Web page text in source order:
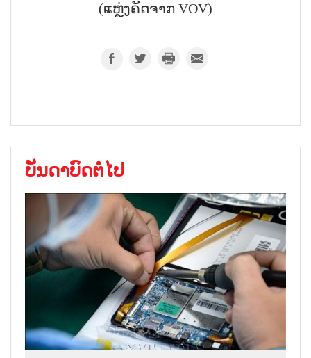
(ແຫຼ່ງຄັດຈາກ VOV)
ບັນດາບົດຕໍ່ໄປ